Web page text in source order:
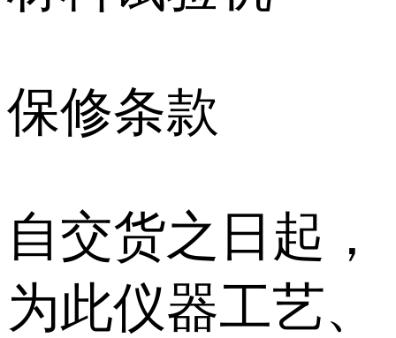
保修条款
自交货之日起，
为此仪器工艺、